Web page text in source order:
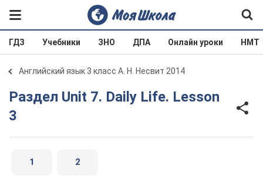
ГДЗ Учебники ЗНО ДПА Онлайн уроки НМТ
Английский язык 3 класс А. Н. Несвит 2014
Раздел Unit 7. Daily Life. Lesson
3
1 2